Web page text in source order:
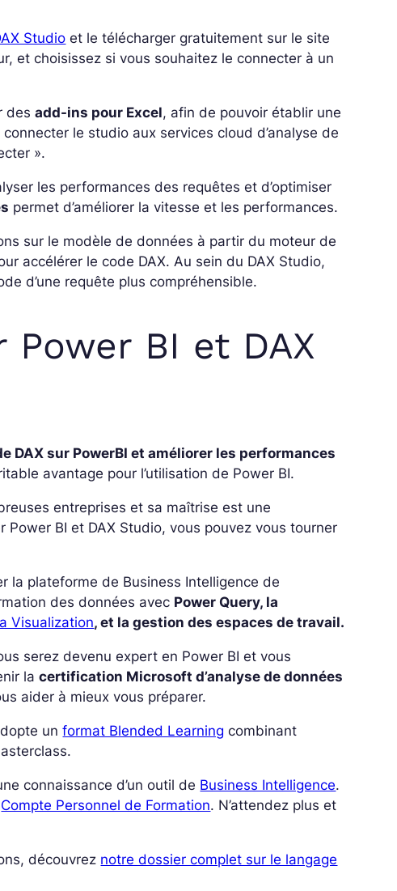
Studio et le télécharger gratuitement sur le site
et choisissez si vous souhaitez le connecter à un
desadd-ins pour Excel, afin de pouvoir établir une
le studio aux services cloud d’analyse de
».
les performances des requêtes et d’optimiser
permet d’améliorer la vitesse et les performances.
sur le modèle de données à partir du moteur de
accélérer le code DAX. Au sein du DAX Studio,
d’une requête plus compréhensible.
BI et DAX
DAX sur PowerBI et améliorer les performances
avantage pour l’utilisation de Power BI.
entreprises et sa maîtrise est une
BI et DAX Studio, vous pouvez vous tourner
la plateforme de Business Intelligence de
des données avec Power Query, la
Visualization, et la gestion des espaces de travail.
serez devenu expert en Power BI et vous
lacertification Microsoft d’analyse de données
aider à mieux vous préparer.
unformat Blended Learning combinant
connaissance d’un outil de Business Intelligence.
Compte Personnel de Formation. N’attendez plus et
découvrez notre dossier complet sur le langage